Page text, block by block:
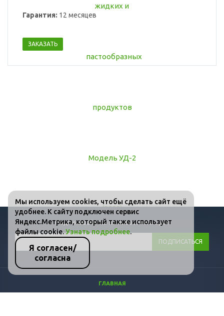
Гарантия: 12 месяцев
ЗАКАЗАТЬ
Подписывайтесь на новости и акции:
ГЛАВНАЯ
Мы используем cookies, чтобы сделать сайт ещё
удобнее. К сайту подключен сервис
Яндекс.Метрика, который также использует
файлы cookie.Узнать подробнее.
Я согласен/
согласна